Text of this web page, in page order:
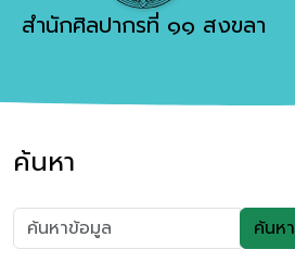
สำนักศิลปากรที่ ๑๑ สงขลา
ค้นหา
ค้นหา